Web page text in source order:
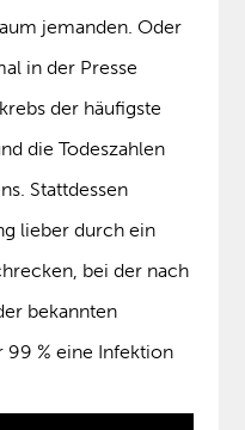
jemanden. Oder
in der Presse
der häufigste
die Todeszahlen
Stattdessen
lieber durch ein
bei der nach
bekannten
99 % eine Infektion